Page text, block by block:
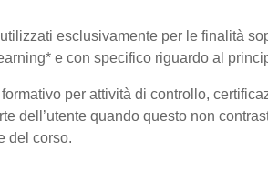
esclusivamente per le finalità
e con specifico riguardo al
per attività di controllo,
dell’utente quando questo non
del corso.